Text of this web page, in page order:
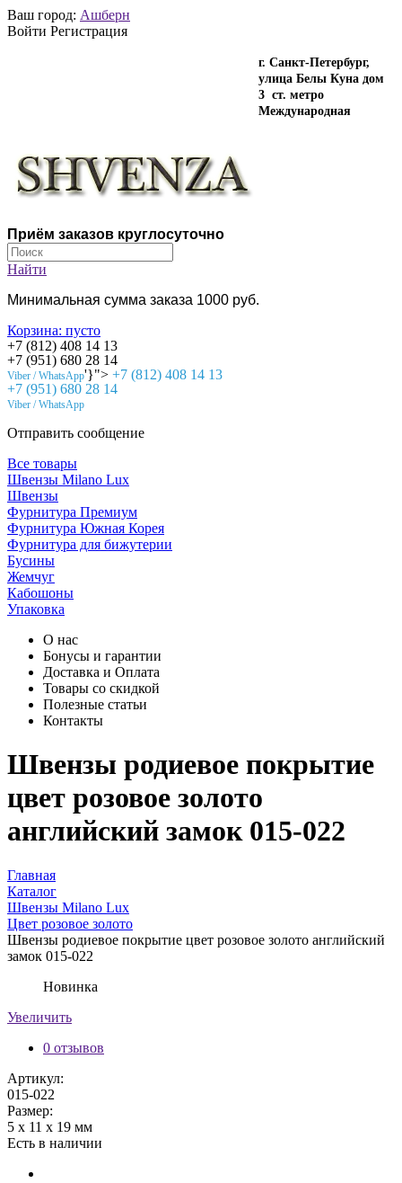
Ваш город: Ашберн
Войти Регистрация
г. Санкт-Петербург,
улица Белы Куна дом
3 ст. метро
Международная
Приём заказов круглосуточно
Найти
Минимальная сумма заказа 1000 руб.
Корзина: пусто
+7 (812) 408 14 13
+7 (951) 680 28 14
Viber / WhatsApp'}"> +7 (812) 408 14 13
+7 (951) 680 28 14
Viber / WhatsApp
Отправить сообщение
Все товары
Швензы Milano Lux
Швензы
Фурнитура Премиум
Фурнитура Южная Корея
Фурнитура для бижутерии
Бусины
Жемчуг
Кабошоны
Упаковка
О нас
Бонусы и гарантии
Доставка и Оплата
Товары со скидкой
Полезные статьи
Контакты
Швензы родиевое покрытие
цвет розовое золото
английский замок 015-022
Главная
Каталог
Швензы Milano Lux
Цвет розовое золото
Швензы родиевое покрытие цвет розовое золото английский
замок 015-022
Новинка
Увеличить
0 отзывов
Артикул:
015-022
Размер:
5 х 11 х 19 мм
Есть в наличии